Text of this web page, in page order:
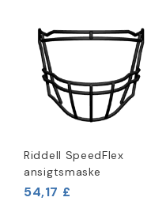
Riddell SpeedFlex
ansigtsmaske
54,17 £